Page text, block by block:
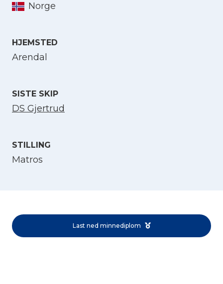
Norge
HJEMSTED
Arendal
SISTE SKIP
DS Gjertrud
STILLING
Matros
Last ned minnediplom
Norsk bokmål